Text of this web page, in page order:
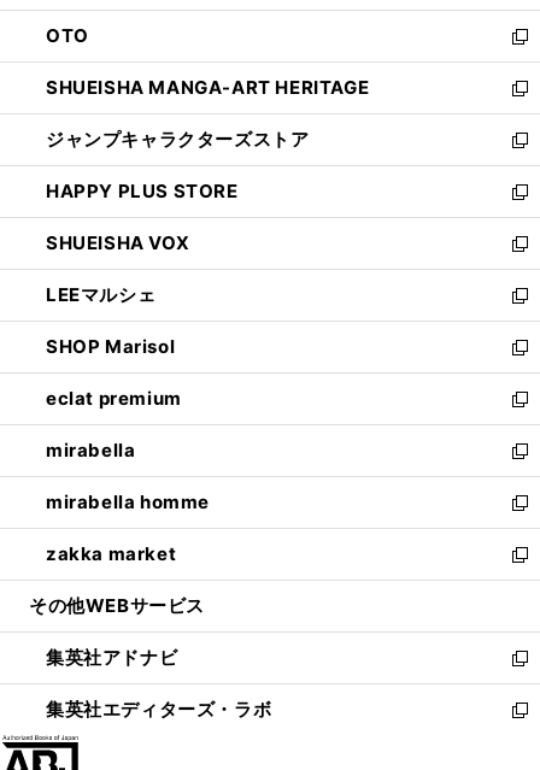
ウ
で
開
く
ン
ド
ウ
で
開
く
OTO
新
し
い
ウ
ィ
ン
ド
ウ
で
開
く
SHUEISHA MANGA-ART HERITAGE
新
し
い
ウ
ィ
ン
ド
ウ
で
開
く
ジャンプキャラクターズストア
新
し
い
ウ
ィ
ン
ド
ウ
で
開
く
HAPPY PLUS STORE
新
し
い
ウ
ィ
ン
ド
ウ
で
開
く
SHUEISHA VOX
新
し
い
ウ
ィ
ン
ド
ウ
で
開
く
LEEマルシェ
新
し
い
ウ
ィ
ン
ド
ウ
で
開
く
SHOP Marisol
新
し
い
ウ
ィ
ン
ド
ウ
で
開
eclat premium
新
し
い
ウ
ィ
ン
ド
ウ
開
く
mirabella
新
し
い
ウ
ィ
ン
ウ
で
開
く
mirabella homme
新
し
い
ウ
ン
ド
ウ
で
zakka market
新
し
ウ
ィ
ン
ド
その他WEBサービス
集英社アドナビ
新
し
い
集英社エディターズ・ラボ
新